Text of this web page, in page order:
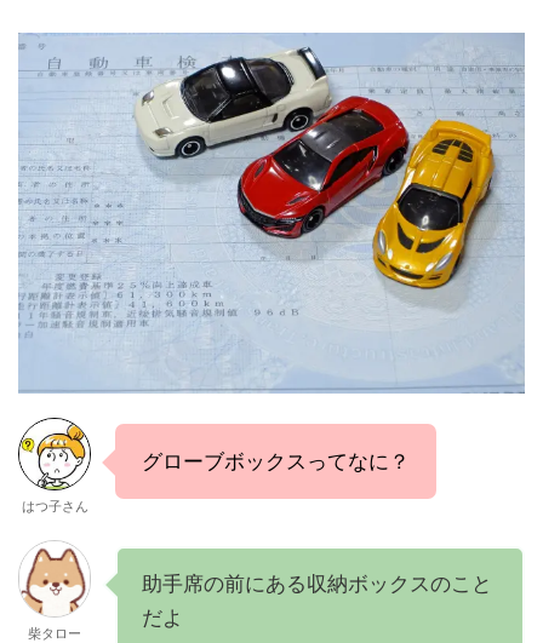
はつ子さん
グローブボックスってなに？
柴タロー
助手席の前にある収納ボックスのこと
だよ